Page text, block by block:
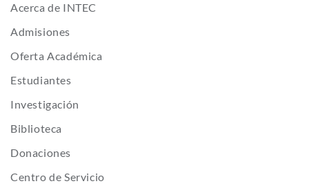
Acerca de INTEC
Admisiones
Oferta Académica
Estudiantes
Investigación
Biblioteca
Donaciones
Centro de Servicio